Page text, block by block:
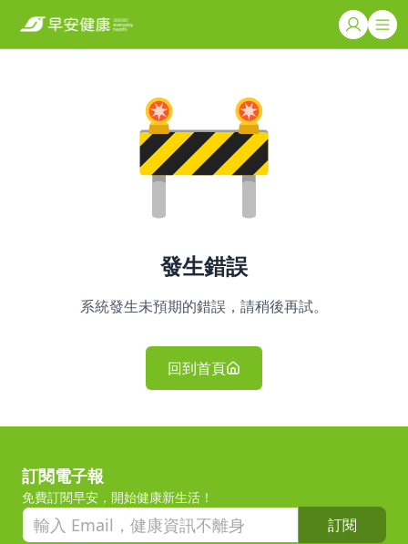
發生錯誤
系統發生未預期的錯誤，請稍後再試。
回到首頁
訂閱電子報
免費訂閱早安，開始健康新生活！
訂閱